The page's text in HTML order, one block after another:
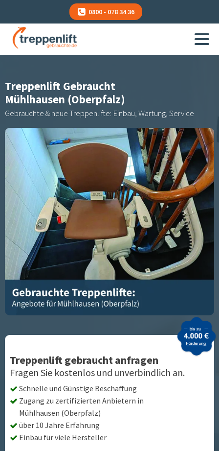
0800 - 078 34 36
Treppenlift Gebraucht
Mühlhausen (Oberpfalz)
Gebrauchte & neue Treppenlifte: Einbau, Wartung, Service
Treppenlift gebraucht anfragen
Fragen Sie kostenlos und unverbindlich an.
Schnelle und Günstige Beschaffung
Zugang zu zertifizierten Anbietern in
Mühlhausen (Oberpfalz)
über 10 Jahre Erfahrung
Einbau für viele Hersteller